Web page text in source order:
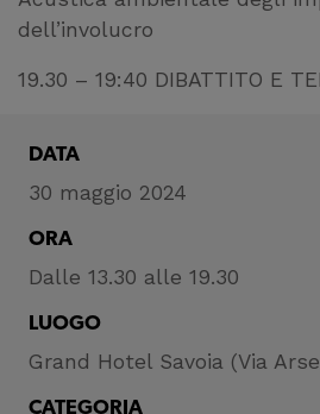
dell’involucro
19.30 – 19:40 DIBATTITO E
DATA
30 maggio 2024
ORA
Dalle 13.30 alle 19.30
LUOGO
Grand Hotel Savoia (Via
CATEGORIA